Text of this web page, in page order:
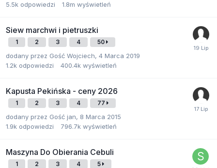
5.5k odpowiedzi 1.8m wyświetleń
Siew marchwi i pietruszki
1 2 3 4 50
dodany przez Gość Wojciech, 4 Marca 2019
1.2k odpowiedzi 400.4k wyświetleń
Kapusta Pekińska - ceny 2026
1 2 3 4 77
dodany przez Gość jan, 8 Marca 2015
1.9k odpowiedzi 796.7k wyświetleń
Maszyna Do Obierania Cebuli
1 2 3 4 5